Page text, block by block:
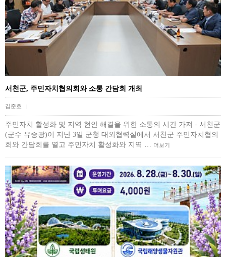
서천군, 주민자치협의회와 소통 간담회 개최
김준호
주민자치 활성화 및 지역 현안 해결을 위한 소통의 시간 가져 - 서천군
(군수 유승광)이 지난 3일 군청 대외협력실에서 서천군 주민자치협의
회와 간담회를 열고 주민자치 활성화와 지역 … 더보기